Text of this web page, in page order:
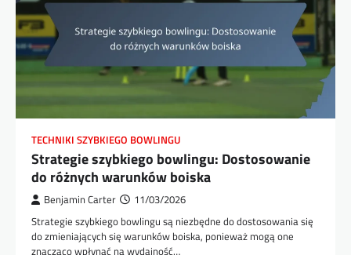
TECHNIKI SZYBKIEGO BOWLINGU
Strategie szybkiego bowlingu: Dostosowanie
do różnych warunków boiska
Benjamin Carter 11/03/2026
Strategie szybkiego bowlingu są niezbędne do dostosowania się
do zmieniających się warunków boiska, ponieważ mogą one
znacząco wpłynąć na wydajność…